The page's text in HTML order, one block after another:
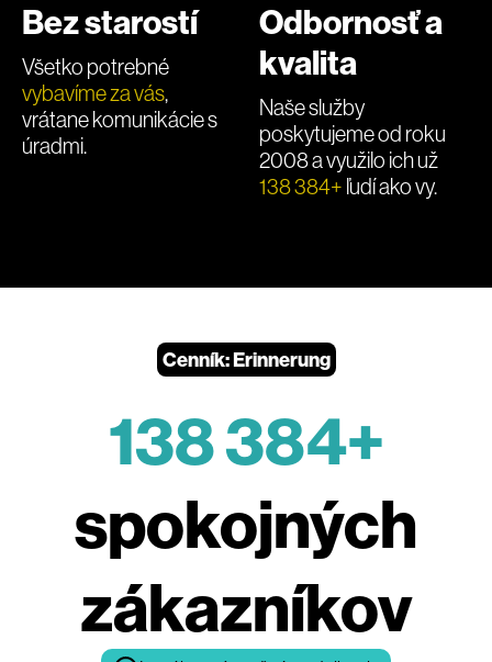
Bez starostí
Všetko potrebné
vybavíme za vás,
vrátane komunikácie s
úradmi.
Odbornosť a
kvalita
Naše služby
poskytujeme od roku
2008 a využilo ich už
138 384+ ľudí ako vy.
Cenník: Erinnerung
138 384+
spokojných
zákazníkov